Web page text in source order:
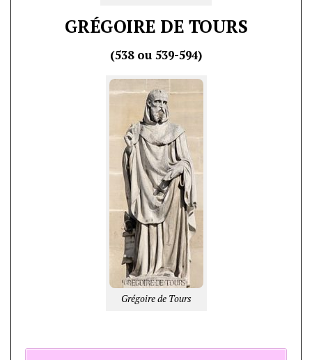
GRÉGOIRE DE TOURS
(538 ou 539-594)
Grégoire de Tours